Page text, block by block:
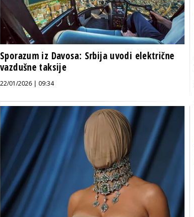
Sporazum iz Davosa: Srbija uvodi električne
vazdušne taksije
22/01/2026 | 09:34